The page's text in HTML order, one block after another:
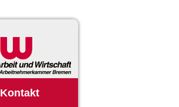
Kontakt